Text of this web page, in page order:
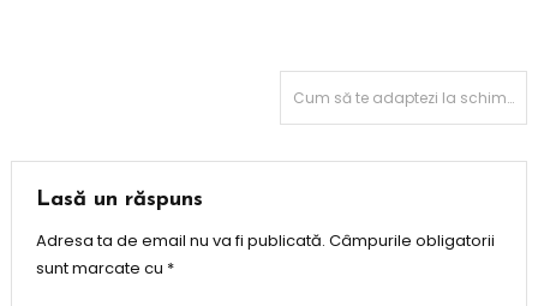
articole
Cum să te adaptezi la schimbările rapide și la noile tendințe din domeniul tehnologiei
Lasă un răspuns
Adresa ta de email nu va fi publicată. Câmpurile obligatorii
sunt marcate cu *